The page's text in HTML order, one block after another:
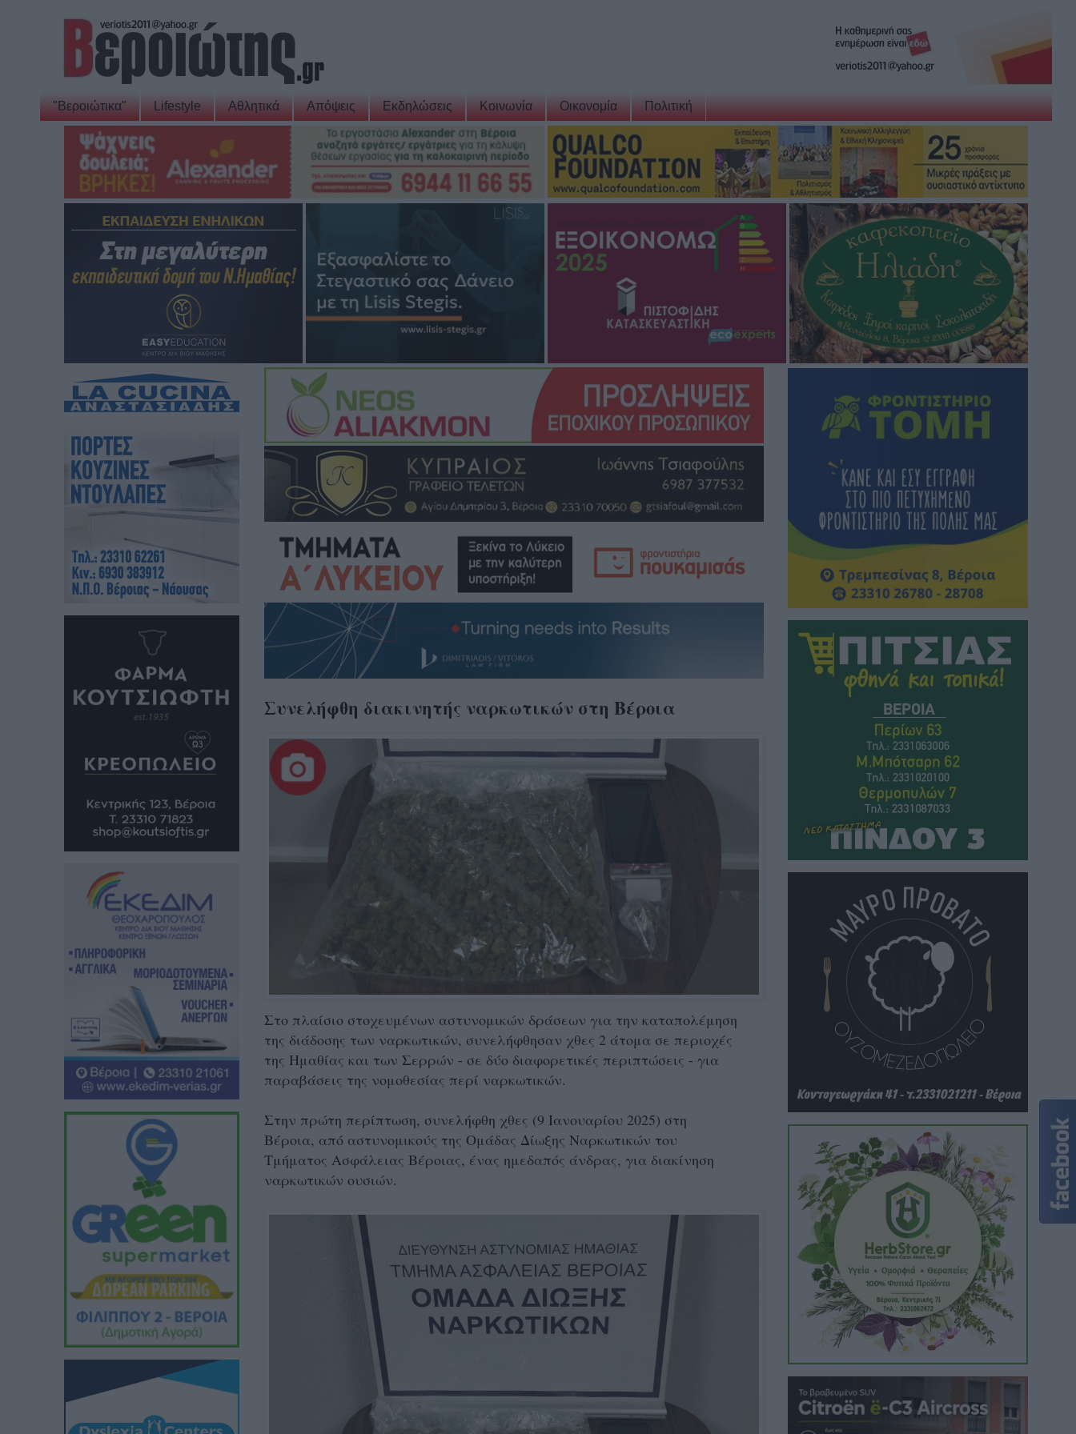
"Βεροιώτικα" Lifestyle Αθλητικά Απόψεις Εκδηλώσεις Κοινωνία Οικονομία Πολιτική
Συνελήφθη διακινητής ναρκωτικών στη Βέροια
Στο πλαίσιο στοχευμένων αστυνομικών δράσεων για την καταπολέμηση
της διάδοσης των ναρκωτικών, συνελήφθησαν χθες 2 άτομα σε περιοχές
της Ημαθίας και των Σερρών - σε δύο διαφορετικές περιπτώσεις - για
παραβάσεις της νομοθεσίας περί ναρκωτικών.
Στην πρώτη περίπτωση, συνελήφθη χθες (9 Ιανουαρίου 2025) στη
Βέροια, από αστυνομικούς της Ομάδας Δίωξης Ναρκωτικών του
Τμήματος Ασφάλειας Βέροιας, ένας ημεδαπός άνδρας, για διακίνηση
ναρκωτικών ουσιών.